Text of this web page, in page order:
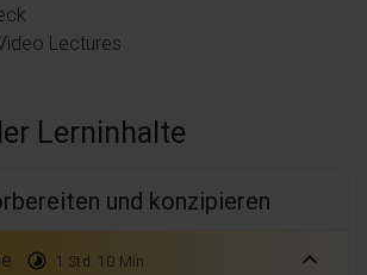
Lectures
Lerninhalte
und konzipieren
timelapse 1 Std. 10 Min. expand_less